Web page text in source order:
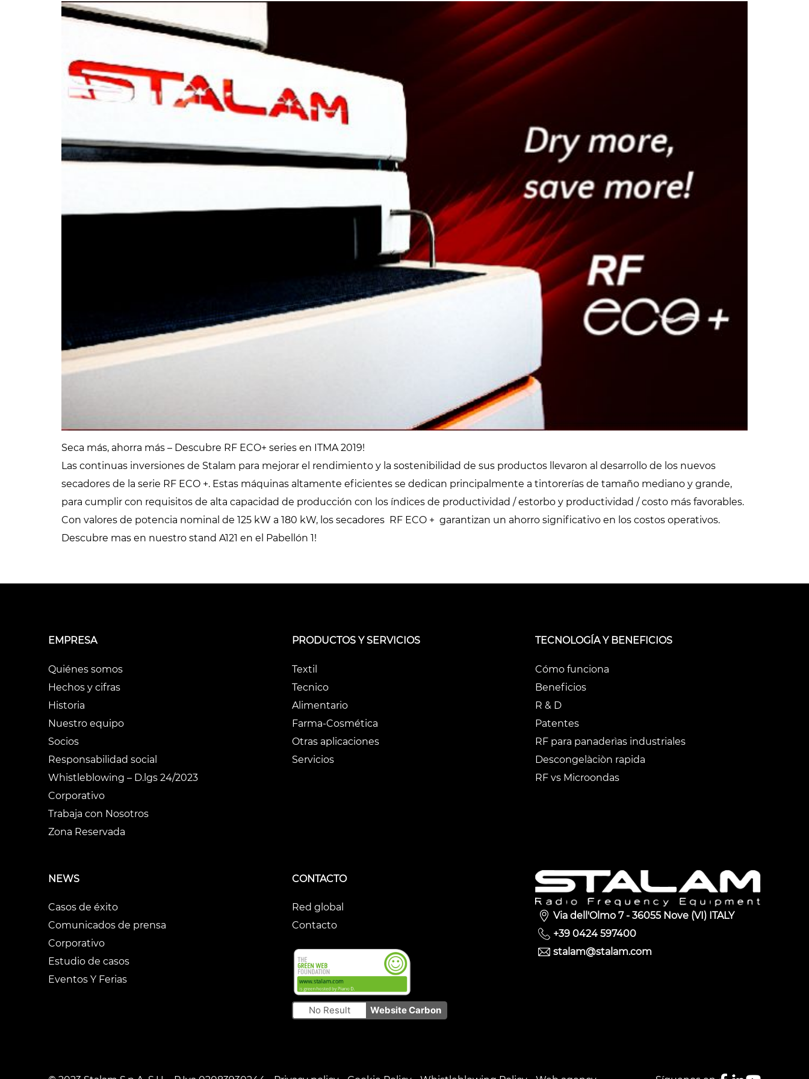
cintas de
hilo/mechas e hilos
Secadores de
tejidos
Otras aplicaciones
látex y otras
espumas de
polímeros
fieltros y otros
textiles no tejidos
en textiles técnicos
Desinfestación y
desinfección
Pasteurización de
productos líquidos
Rellenado y
precocción de
cannabis
Secadores de
extensiones de
Seca más, ahorra más – Descubre RF ECO+ series en ITMA 2019!
Las continuas inversiones de Stalam para mejorar el rendimiento y la sostenibilidad de sus productos llevaron al desarrollo de los nuevos
secadores de la serie RF ECO +. Estas máquinas altamente eficientes se dedican principalmente a tintorerías de tamaño mediano y grande,
para cumplir con requisitos de alta capacidad de producción con los índices de productividad / estorbo y productividad / costo más favorables.
Con valores de potencia nominal de 125 kW a 180 kW, los secadores RF ECO + garantizan un ahorro significativo en los costos operativos.
Descubre mas en nuestro stand A121 en el Pabellón 1!
EMPRESA
Quiénes somos
Hechos y cifras
Historia
Nuestro equipo
Socios
Responsabilidad social
Whistleblowing – D.lgs 24/2023
Corporativo
Trabaja con Nosotros
Zona Reservada
PRODUCTOS Y SERVICIOS
Textil
Tecnico
Alimentario
Farma-Cosmética
Otras aplicaciones
Servicios
TECNOLOGÍA Y BENEFICIOS
Cómo funciona
Beneficios
R & D
Patentes
RF para panaderìas industriales
Descongelàciòn rapida
RF vs Microondas
NEWS
Casos de éxito
Comunicados de prensa
Corporativo
Estudio de casos
Eventos Y Ferias
CONTACTO
Red global
Contacto
No Result Website Carbon
Via dell'Olmo 7 - 36055 Nove (VI) ITALY
+39 0424 597400
stalam@stalam.com